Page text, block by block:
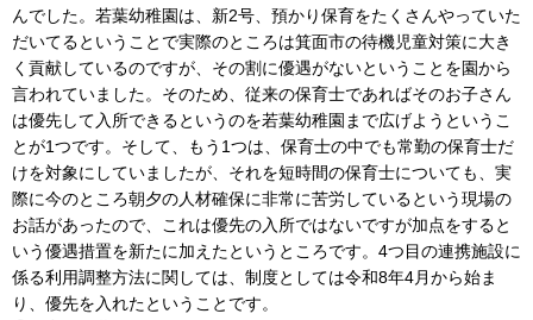
んでした。若葉幼稚園は、新2号、預かり保育をたくさんやっていた
だいてるということで実際のところは箕面市の待機児童対策に大き
く貢献しているのですが、その割に優遇がないということを園から
言われていました。そのため、従来の保育士であればそのお子さん
は優先して入所できるというのを若葉幼稚園まで広げようというこ
とが1つです。そして、もう1つは、保育士の中でも常勤の保育士だ
けを対象にしていましたが、それを短時間の保育士についても、実
際に今のところ朝夕の人材確保に非常に苦労しているという現場の
お話があったので、これは優先の入所ではないですが加点をすると
いう優遇措置を新たに加えたというところです。4つ目の連携施設に
係る利用調整方法に関しては、制度としては令和8年4月から始ま
り、優先を入れたということです。